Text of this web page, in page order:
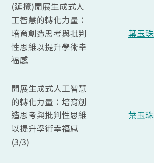
(延攬)開展生成式人
工智慧的轉化力量：
培育創造思考與批判
性思維以提升學術幸
福感
葉玉珠
開展生成式人工智慧
的轉化力量：培育創
造思考與批判性思維
以提升學術幸福感
(3/3)
葉玉珠